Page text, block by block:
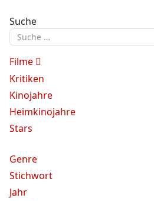
Suche
Filme
Kritiken
Kinojahre
Heimkinojahre
Stars
Genre
Stichwort
Jahr